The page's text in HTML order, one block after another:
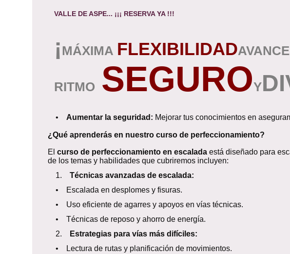
VALLE DE ASPE... ¡¡¡ RESERVA YA !!!
¡MÁXIMA FLEXIBILIDADAVANCE
RITMO SEGUROY
• Aumentar la seguridad: Mejorar tus conocimientos en
¿Qué aprenderás en nuestro curso de perfeccionamiento?
El curso de perfeccionamiento en escaladaestá diseñado para
de los temas y habilidades que cubriremos incluyen:
1. Técnicas avanzadas de escalada:
• Escalada en desplomes y fisuras.
• Uso eficiente de agarres y apoyos en vías técnicas.
• Técnicas de reposo y ahorro de energía.
2.
Estrategias para vías más difíciles:
• Lectura de rutas y planificación de movimientos.